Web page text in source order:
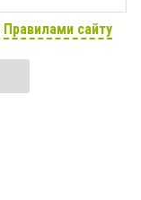
Правилами сайту